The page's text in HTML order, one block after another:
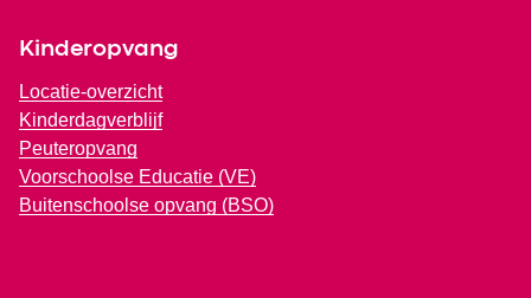
Kinderopvang
Locatie-overzicht
Kinderdagverblijf
Peuteropvang
Voorschoolse Educatie (VE)
Buitenschoolse opvang (BSO)